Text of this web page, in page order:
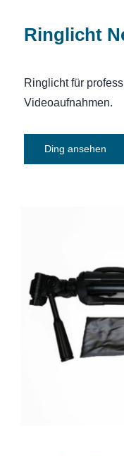
Ringlicht
Ringlicht für
Videoaufnahmen.
Ding ansehen
Stativ Tripod
Vlogs: